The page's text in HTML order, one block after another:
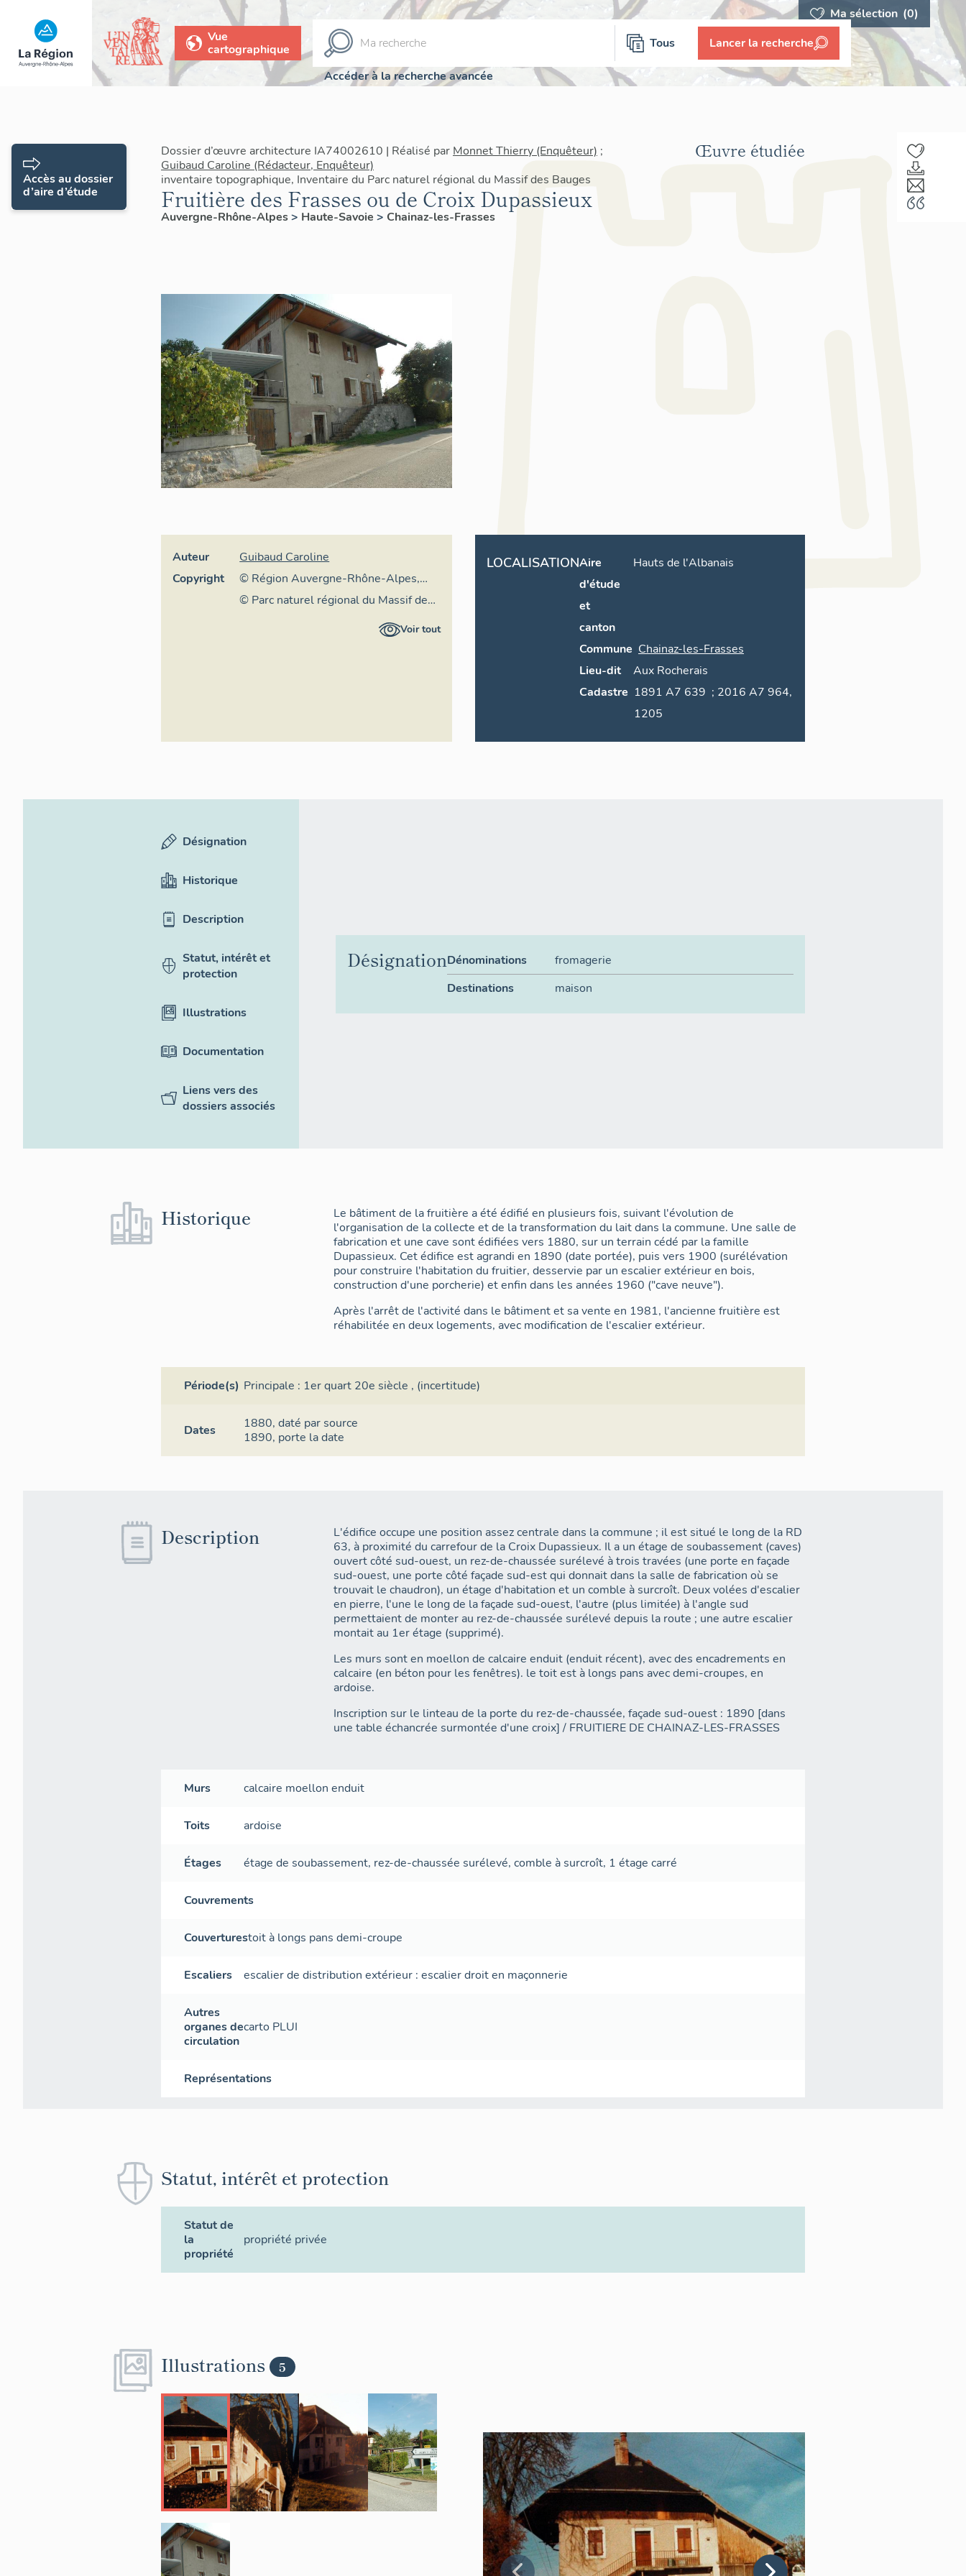
Ma sélection (0)
Vue
cartographique
Tous Lancer la recherche
Accéder à la recherche avancée
Dossier d’œuvre architecture IA74002610 | Réalisé par Monnet Thierry (Enquêteur) ;
Guibaud Caroline (Rédacteur, Enquêteur)
inventaire topographique, Inventaire du Parc naturel régional du Massif des Bauges
Fruitière des Frasses ou de Croix Dupassieux
Auvergne-Rhône-Alpes> Haute-Savoie > Chainaz-les-Frasses
Œuvre étudiée
Auteur
Guibaud Caroline
Copyright
© Région Auvergne-Rhône-Alpes,
Inventaire général du patrimoine
© Parc naturel régional du Massif des
Voir tout
LOCALISATIONAire
d'étude
et
canton
Hauts de l'Albanais
Commune Chainaz-les-Frasses
Lieu-dit
Aux Rocherais
Cadastre 1891 A7 639 ; 2016 A7 964,
1205
Accès au dossier
d’aire d’étude
Désignation
Historique
Description
Statut, intérêt et
protection
Illustrations
Documentation
Liens vers des
dossiers associés
DésignationDénominations
fromagerie
Destinations
maison
Historique
Le bâtiment de la fruitière a été édifié en plusieurs fois, suivant l'évolution de
l'organisation de la collecte et de la transformation du lait dans la commune. Une salle de
fabrication et une cave sont édifiées vers 1880, sur un terrain cédé par la famille
Dupassieux. Cet édifice est agrandi en 1890 (date portée), puis vers 1900 (surélévation
pour construire l'habitation du fruitier, desservie par un escalier extérieur en bois,
construction d'une porcherie) et enfin dans les années 1960 ("cave neuve").
Après l'arrêt de l'activité dans le bâtiment et sa vente en 1981, l'ancienne fruitière est
réhabilitée en deux logements, avec modification de l'escalier extérieur.
Période(s) Principale : 1er quart 20e siècle , (incertitude)
Dates 1880,daté par source
1890, porte la date
Description
L'édifice occupe une position assez centrale dans la commune ; il est situé le long de la RD
63, à proximité du carrefour de la Croix Dupassieux. Il a un étage de soubassement (caves)
ouvert côté sud-ouest, un rez-de-chaussée surélevé à trois travées (une porte en façade
sud-ouest, une porte côté façade sud-est qui donnait dans la salle de fabrication où se
trouvait le chaudron), un étage d'habitation et un comble à surcroît. Deux volées d'escalier
en pierre, l'une le long de la façade sud-ouest, l'autre (plus limitée) à l'angle sud
permettaient de monter au rez-de-chaussée surélevé depuis la route ; une autre escalier
montait au 1er étage (supprimé).
Les murs sont en moellon de calcaire enduit (enduit récent), avec des encadrements en
calcaire (en béton pour les fenêtres). le toit est à longs pans avec demi-croupes, en
ardoise.
Inscription sur le linteau de la porte du rez-de-chaussée, façade sud-ouest : 1890 [dans
une table échancrée surmontée d'une croix] / FRUITIERE DE CHAINAZ-LES-FRASSES
Murs calcaire moellon enduit
Toits ardoise
Étages étage de soubassement, rez-de-chaussée surélevé,comble à surcroît, 1 étage carré
Couvrements
Couverturestoit à longs pans demi-croupe
Escaliers escalier de distribution extérieur :escalier droiten maçonnerie
Autres
organes de
circulation
carto PLUI
Représentations
Statut, intérêt et protection
Statut de
la
propriété
propriété privée
Illustrations 5